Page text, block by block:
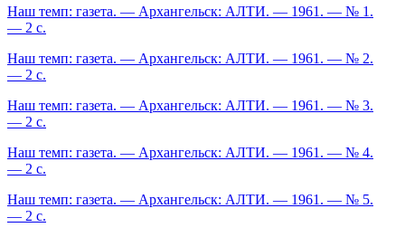
Наш темп: газета. — Архангельск: АЛТИ. — 1961. — № 1.
— 2 с.
Наш темп: газета. — Архангельск: АЛТИ. — 1961. — № 2.
— 2 с.
Наш темп: газета. — Архангельск: АЛТИ. — 1961. — № 3.
— 2 с.
Наш темп: газета. — Архангельск: АЛТИ. — 1961. — № 4.
— 2 с.
Наш темп: газета. — Архангельск: АЛТИ. — 1961. — № 5.
— 2 с.